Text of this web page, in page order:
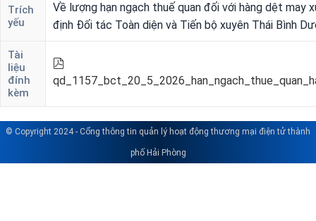
KIỆN
động
TMĐT
Hải
động
Trích
yếu
Về lượng hạn ngạch thuế quan đối với hàng dệt may
định Đối tác Toàn diện và Tiến bộ xuyên Thái Bình
Tài
liệu
đính
kèm
© Copyright 2024 - Cổng thông tin quản lý hoạt động thương mại điện tử thành
phố Hải Phòng